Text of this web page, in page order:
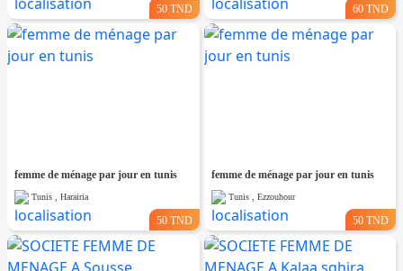
50 TND 60 TND
femme de ménage par jour en tunis
Tunis , Harairia
50 TND
femme de ménage par jour en tunis
Tunis , Ezzouhour
50 TND